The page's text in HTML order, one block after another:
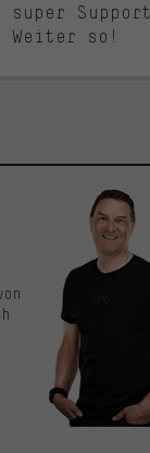
super
Weiter so!